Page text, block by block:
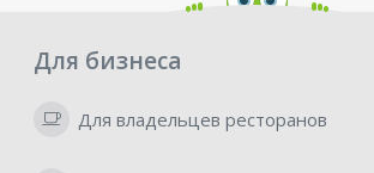
Для бизнеса
Для владельцев ресторанов